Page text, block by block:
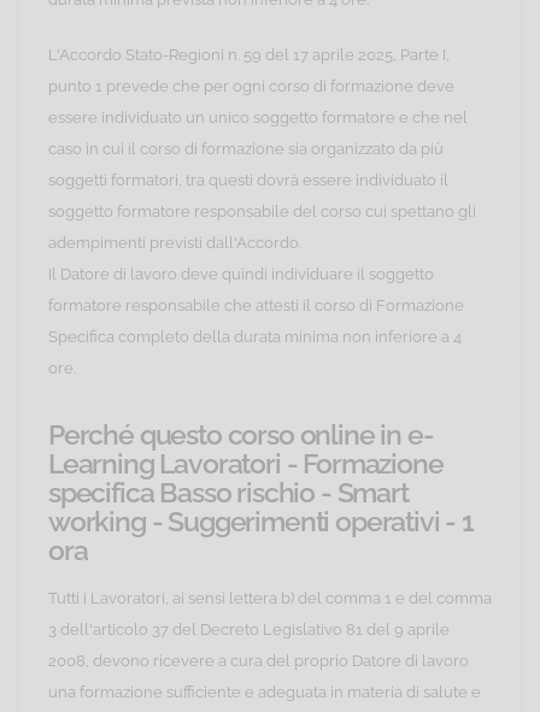
L'Accordo Stato-Regioni n. 59 del 17 aprile 2025, Parte I,
punto 1 prevede che per ogni corso di formazione deve
essere individuato un unico soggetto formatore e che nel
caso in cui il corso di formazione sia organizzato da più
soggetti formatori, tra questi dovrà essere individuato il
soggetto formatore responsabile del corso cui spettano gli
adempimenti previsti dall'Accordo.
Il Datore di lavoro deve quindi individuare il soggetto
formatore responsabile che attesti il corso di Formazione
Specifica completo della durata minima non inferiore a 4
ore.
Perché questo corso online in e-
Learning Lavoratori - Formazione
specifica Basso rischio - Smart
working - Suggerimenti operativi - 1
ora
Tutti i Lavoratori, ai sensi lettera b) del comma 1 e del comma
3 dell'articolo 37 del Decreto Legislativo 81 del 9 aprile
2008, devono ricevere a cura del proprio Datore di lavoro
una formazione sufficiente e adeguata in materia di salute e